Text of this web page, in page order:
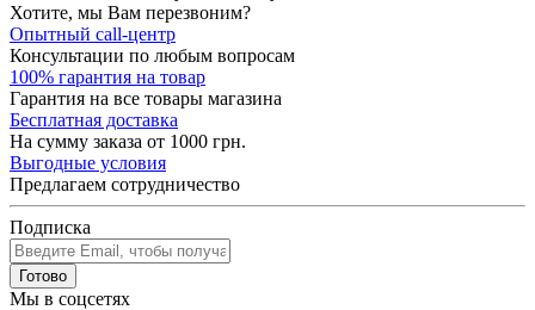
Хотите, мы Вам перезвоним?
Опытный call-центр
Консультации по любым вопросам
100% гарантия на товар
Гарантия на все товары магазина
Бесплатная доставка
На сумму заказа от 1000 грн.
Выгодные условия
Предлагаем сотрудничество
Подписка
Готово
Мы в соцсетях